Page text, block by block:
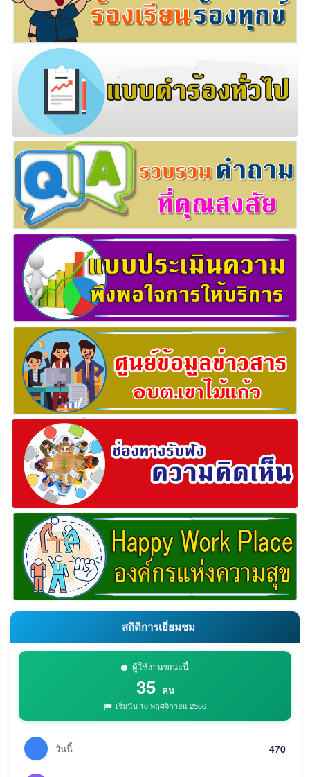
สถิติการเยี่ยมชม
ผู้ใช้งานขณะนี้
35 คน
เริ่มนับ 10 พฤศจิกายน 2566
วันนี้ 470